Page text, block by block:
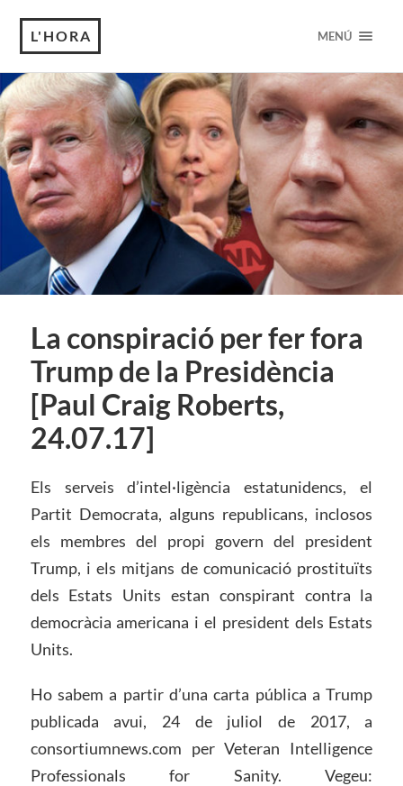
L'HORA MENÚ
La conspiració per fer fora
Trump de la Presidència
[Paul Craig Roberts,
24.07.17]
Els serveis d’intel·ligència estatunidencs, el
Partit Democrata, alguns republicans, inclosos
els membres del propi govern del president
Trump, i els mitjans de comunicació prostituïts
dels Estats Units estan conspirant contra la
democràcia americana i el president dels Estats
Units.
Ho sabem a partir d’una carta pública a Trump
publicada avui, 24 de juliol de 2017, a
consortiumnews.com per Veteran Intelligence
Professionals for Sanity. Vegeu: